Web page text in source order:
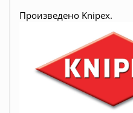
Произведено Knipex.